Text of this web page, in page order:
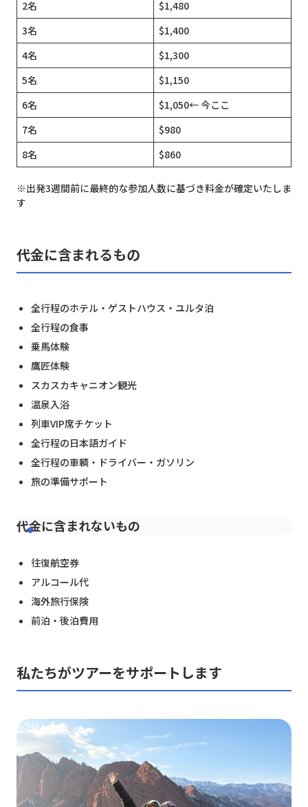
2名
$1,480
3名
$1,400
4名
$1,300
5名
$1,150
6名
$1,050← 今ここ
7名
$980
8名
$860
※出発3週間前に最終的な参加人数に基づき料金が確定いたしま
す
代金に含まれるもの
全行程のホテル・ゲストハウス・ユルタ泊
全行程の食事
乗馬体験
鷹匠体験
スカスカキャニオン観光
温泉入浴
列車VIP席チケット
全行程の日本語ガイド
全行程の車輌・ドライバー・ガソリン
旅の準備サポート
代金に含まれないもの
往復航空券
アルコール代
海外旅行保険
前泊・後泊費用
私たちがツアーをサポートします